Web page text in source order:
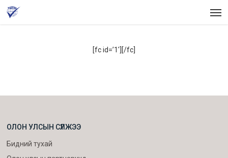
Skip
[fc id=’1′][/fc]
ОЛОН УЛСЫН СҮЛЖЭЭ
Бидний тухай